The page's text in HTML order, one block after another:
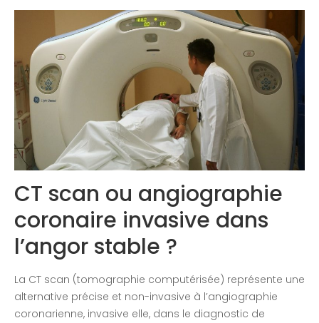
Congrès 2020
CT scan ou angiographie
coronaire invasive dans
l’angor stable ?
La CT scan (tomographie computérisée) représente une
alternative précise et non-invasive à l’angiographie
coronarienne, invasive elle, dans le diagnostic de